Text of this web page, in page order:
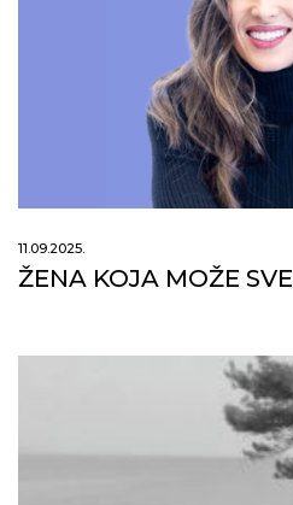
11.09.2025.
ŽENA KOJA MOŽE SVE